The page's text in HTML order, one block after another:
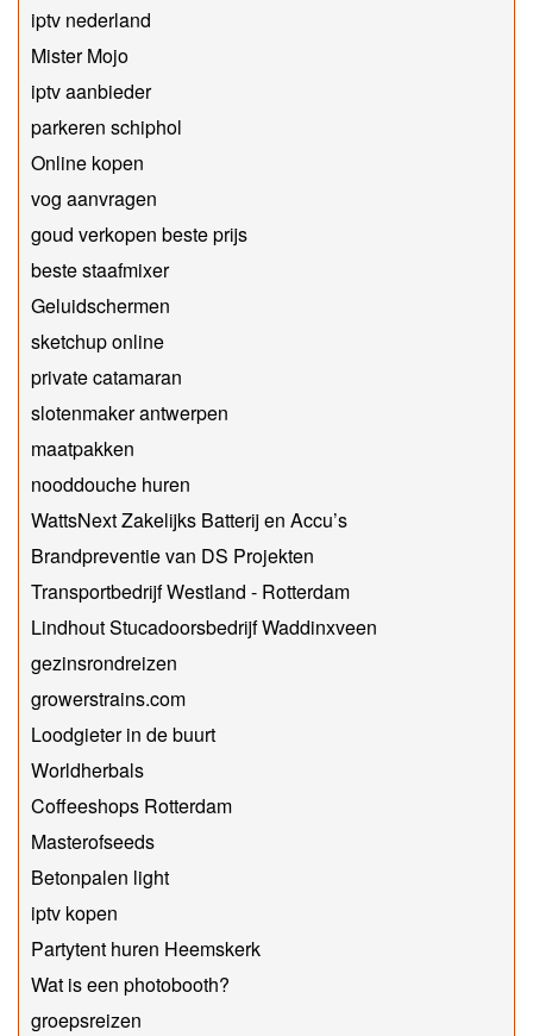
iptv nederland
Mister Mojo
iptv aanbieder
parkeren schiphol
Online kopen
vog aanvragen
goud verkopen beste prijs
beste staafmixer
Geluidschermen
sketchup online
private catamaran
slotenmaker antwerpen
maatpakken
nooddouche huren
WattsNext Zakelijks Batterij en Accu’s
Brandpreventie van DS Projekten
Transportbedrijf Westland - Rotterdam
Lindhout Stucadoorsbedrijf Waddinxveen
gezinsrondreizen
growerstrains.com
Loodgieter in de buurt
Worldherbals
Coffeeshops Rotterdam
Masterofseeds
Betonpalen light
iptv kopen
Partytent huren Heemskerk
Wat is een photobooth?
groepsreizen